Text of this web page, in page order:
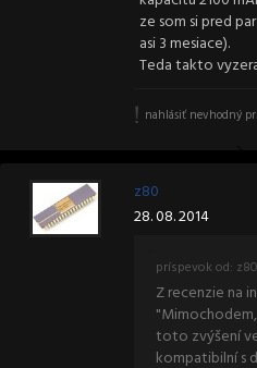
ze som si pred
asi 3 mesiace).
Teda takto
nahlásiť nevhodný
z80
28. 08. 2014
príspevok od: z80
Z recenzie na
toto zvýšení
kompatibilní s